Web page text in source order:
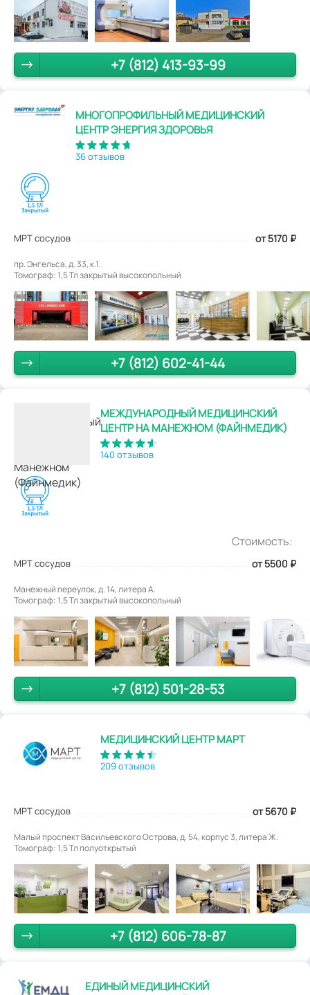
+7 (812) 413-93-99
МНОГОПРОФИЛЬНЫЙ МЕДИЦИНСКИЙ
ЦЕНТР ЭНЕРГИЯ ЗДОРОВЬЯ
36 отзывов
МРТ сосудов от 5170 ₽
пр. Энгельса, д. 33, к.1.
Томограф: 1,5 Тл закрытый высокопольный
+7 (812) 602-41-44
МЕЖДУНАРОДНЫЙ МЕДИЦИНСКИЙ
ЦЕНТР НА МАНЕЖНОМ (ФАЙНМЕДИК)
140 отзывов
Стоимость:
МРТ сосудов от 5500 ₽
Манежный переулок, д. 14, литера А.
Томограф: 1,5 Тл закрытый высокопольный
+7 (812) 501-28-53
МЕДИЦИНСКИЙ ЦЕНТР МАРТ
209 отзывов
МРТ сосудов от 5670 ₽
Малый проспект Васильевского Острова, д. 54, корпус 3, литера Ж.
Томограф: 1,5 Тл полуоткрытый
+7 (812) 606-78-87
ЕДИНЫЙ МЕДИЦИНСКИЙ